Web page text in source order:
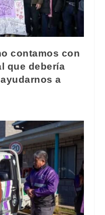
contamos con
que debería
a